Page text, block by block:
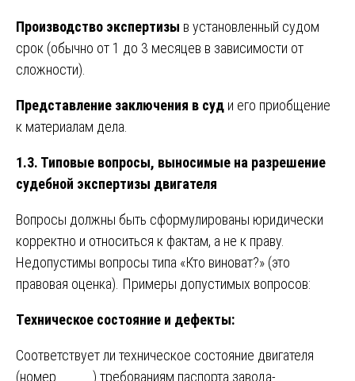
Производство экспертизы в установленный судом
срок (обычно от 1 до 3 месяцев в зависимости от
сложности).
Представление заключения в суд и его приобщение
к материалам дела.
1.3. Типовые вопросы, выносимые на разрешение
судебной экспертизы двигателя
Вопросы должны быть сформулированы юридически
корректно и относиться к фактам, а не к праву.
Недопустимы вопросы типа «Кто виноват?» (это
правовая оценка). Примеры допустимых вопросов:
Техническое состояние и дефекты:
Соответствует ли техническое состояние двигателя
(номер ______) требованиям паспорта завода-